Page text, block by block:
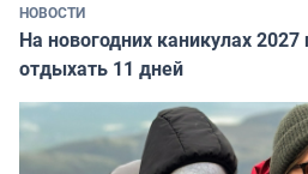
НОВОСТИ
На новогодних каникулах 2027
отдыхать 11 дней